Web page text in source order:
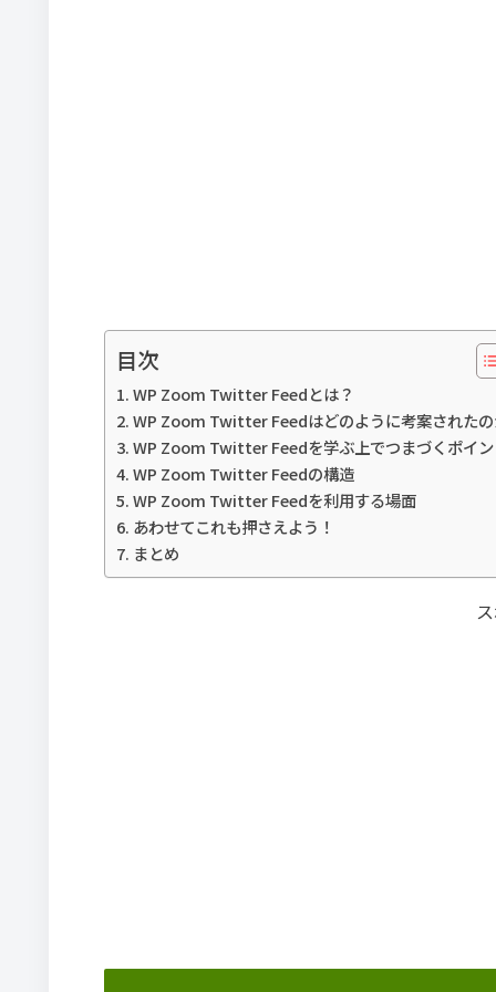
目次
WP Zoom Twitter Feedとは？
WP Zoom Twitter Feedはどのように考案された
WP Zoom Twitter Feedを学ぶ上でつまづくポイ
WP Zoom Twitter Feedの構造
WP Zoom Twitter Feedを利用する場面
あわせてこれも押さえよう！
まとめ